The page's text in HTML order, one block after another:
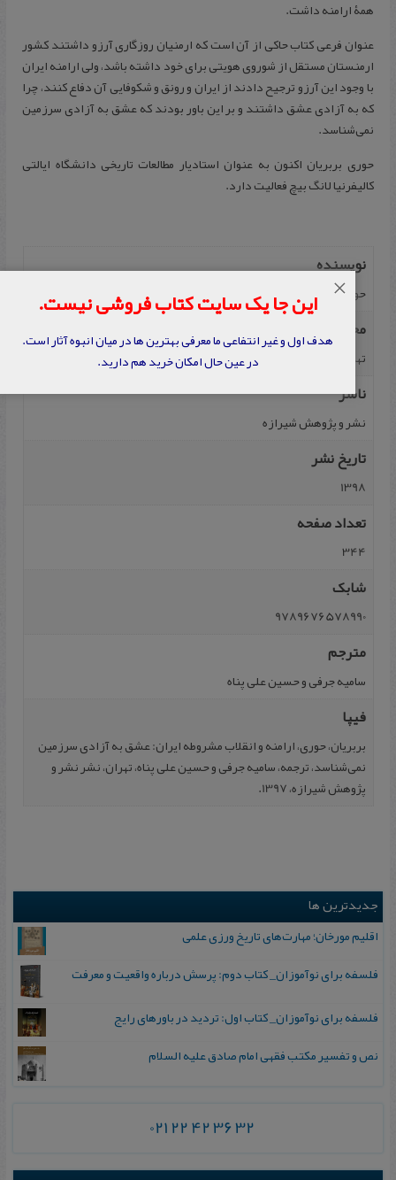
همۀ ارامنه داشت.
عنوان فرعی کتاب حاکی از آن است که ارمنیان روزگاری آرزو داشتند کشور
ارمنستان مستقل از شوروی هویتی برای خود داشته باشد، ولی ارامنه ایران
با وجود این آرزو ترجیح دادند از ایران و رونق و شکوفایی آن دفاع کنند، چرا
که به آزادی عشق داشتند و بر این باور بودند که عشق به آزادی سرزمین
نمی‌شناسد.
حوری بربریان اکنون به عنوان استادیار مطالعات تاریخی دانشگاه ایالتی
کالیفرنیا لانگ بیچ فعالیت دارد.
نویسنده
حوری بربریان
محل نشر
تهران
ناشر
نشر و پژوهش‌ شیرازه‌
تاریخ نشر
1398
تعداد صفحه
344
شابک
9789676578990
مترجم
سامیه جرفی و حسین علی پناه
فیپا
بربریان، حوری، ارامنه و انقلاب مشروطه ایران: عشق به آزادی سرزمین
نمی‌شناسد، ترجمه، سامیه جرفی و حسین علی پناه، تهران، نشر نشر و
پژوهش شیرازه، 1397.
جدیدترین ها
اقلیم مورخان؛ مهارت‌های تاریخ ورزی علمی
فلسفه برای نوآموزان_ کتاب دوم: پرسش درباره واقعیت و معرفت
فلسفه برای نوآموزان_ کتاب اول: تردید در باورهای رایج
نص و تفسیر مکتب فقهی امام صادق علیه السلام
021 22 42 36 32
این جا یک سایت کتاب فروشی نیست.
هدف اول و غیر انتفاعی ما معرفی بهترین ها در میان انبوه آثار است.
در عین حال امکان خرید هم دارید.
×